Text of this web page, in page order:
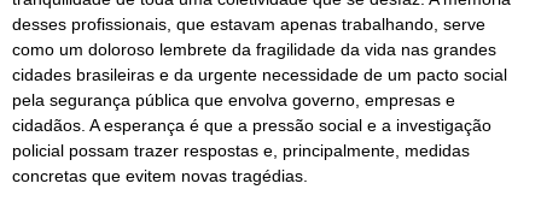
desses profissionais, que estavam apenas trabalhando, serve
como um doloroso lembrete da fragilidade da vida nas grandes
cidades brasileiras e da urgente necessidade de um pacto social
pela segurança pública que envolva governo, empresas e
cidadãos. A esperança é que a pressão social e a investigação
policial possam trazer respostas e, principalmente, medidas
concretas que evitem novas tragédias.